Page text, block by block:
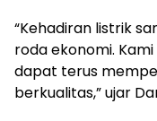
“Kehadiran listrik
roda ekonomi.
dapat terus
berkualitas,” ujar